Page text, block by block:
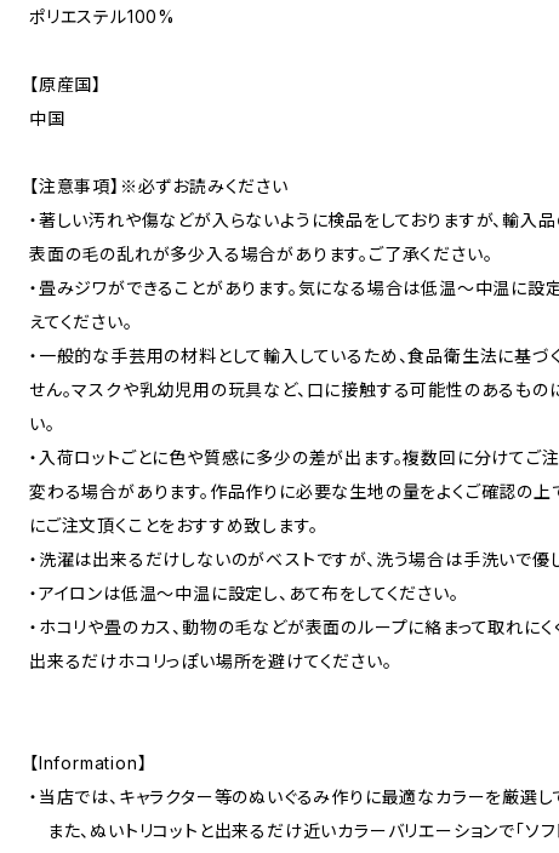
ポリエステル100%
【原産国】
中国
【注意事項】※必ずお読みください
・著しい汚れや傷などが入らないように検品をしておりますが、輸入
表面の毛の乱れが多少入る場合があります。ご了承ください。
・畳みジワができることがあります。気になる場合は低温〜中温に設
えてください。
・一般的な手芸用の材料として輸入しているため、食品衛生法に基づ
せん。マスクや乳幼児用の玩具など、口に接触する可能性のあるもの
い。
・入荷ロットごとに色や質感に多少の差が出ます。複数回に分けてご
変わる場合があります。作品作りに必要な生地の量をよくご確認の上
にご注文頂くことをおすすめ致します。
・洗濯は出来るだけしないのがベストですが、洗う場合は手洗いで優し
・アイロンは低温〜中温に設定し、あて布をしてください。
・ホコリや畳のカス、動物の毛などが表面のループに絡まって取れにく
出来るだけホコリっぽい場所を避けてください。
【Information】
・当店では、キャラクター等のぬいぐるみ作りに最適なカラーを厳選し
また、ぬいトリコットと出来るだけ近いカラーバリエーションで「ソ